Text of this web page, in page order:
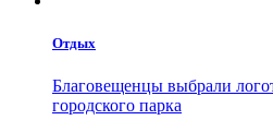
Отдых
Благовещенцы выбрали
городского парка